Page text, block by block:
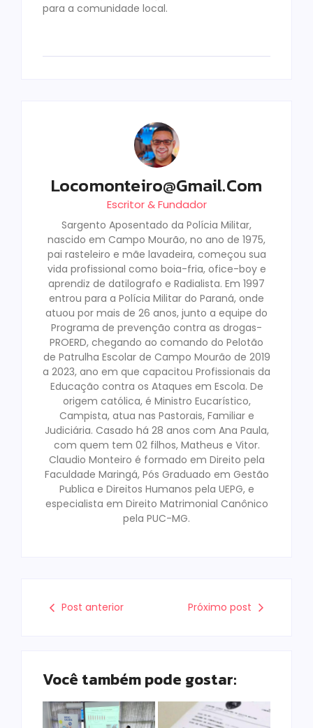
para a comunidade local.
Locomonteiro@gmail.com
Escritor & Fundador
Sargento Aposentado da Polícia Militar,
nascido em Campo Mourão, no ano de 1975,
pai rasteleiro e mãe lavadeira, começou sua
vida profissional como boia-fria, ofice-boy e
aprendiz de datilografo e Radialista. Em 1997
entrou para a Polícia Militar do Paraná, onde
atuou por mais de 26 anos, junto a equipe do
Programa de prevenção contra as drogas-
PROERD, chegando ao comando do Pelotão
de Patrulha Escolar de Campo Mourão de 2019
a 2023, ano em que capacitou Profissionais da
Educação contra os Ataques em Escola. De
origem católica, é Ministro Eucarístico,
Campista, atua nas Pastorais, Familiar e
Judiciária. Casado há 28 anos com Ana Paula,
com quem tem 02 filhos, Matheus e Vitor.
Claudio Monteiro é formado em Direito pela
Faculdade Maringá, Pós Graduado em Gestão
Publica e Direitos Humanos pela UEPG, e
especialista em Direito Matrimonial Canônico
pela PUC-MG.
Post anterior Próximo post
Você também pode gostar: